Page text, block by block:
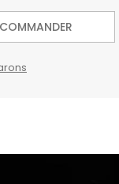
COMMANDER